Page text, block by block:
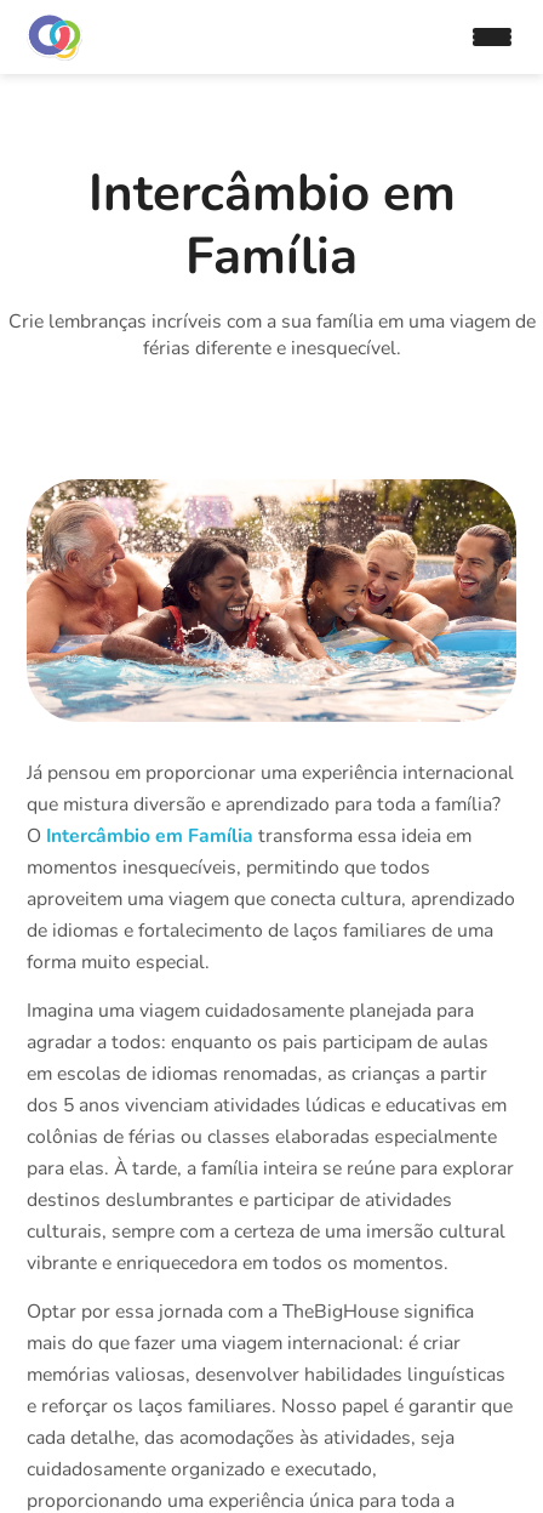
Intercâmbio em
Família
Crie lembranças incríveis com a sua família em uma viagem de
férias diferente e inesquecível.
Já pensou em proporcionar uma experiência internacional
que mistura diversão e aprendizado para toda a família?
O Intercâmbio em Família transforma essa ideia em
momentos inesquecíveis, permitindo que todos
aproveitem uma viagem que conecta cultura, aprendizado
de idiomas e fortalecimento de laços familiares de uma
forma muito especial.
Imagina uma viagem cuidadosamente planejada para
agradar a todos: enquanto os pais participam de aulas
em escolas de idiomas renomadas, as crianças a partir
dos 5 anos vivenciam atividades lúdicas e educativas em
colônias de férias ou classes elaboradas especialmente
para elas. À tarde, a família inteira se reúne para explorar
destinos deslumbrantes e participar de atividades
culturais, sempre com a certeza de uma imersão cultural
vibrante e enriquecedora em todos os momentos.
Optar por essa jornada com a TheBigHouse significa
mais do que fazer uma viagem internacional: é criar
memórias valiosas, desenvolver habilidades linguísticas
e reforçar os laços familiares. Nosso papel é garantir que
cada detalhe, das acomodações às atividades, seja
cuidadosamente organizado e executado,
proporcionando uma experiência única para toda a